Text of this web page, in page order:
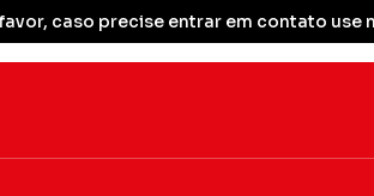
caso precise entrar em contato use